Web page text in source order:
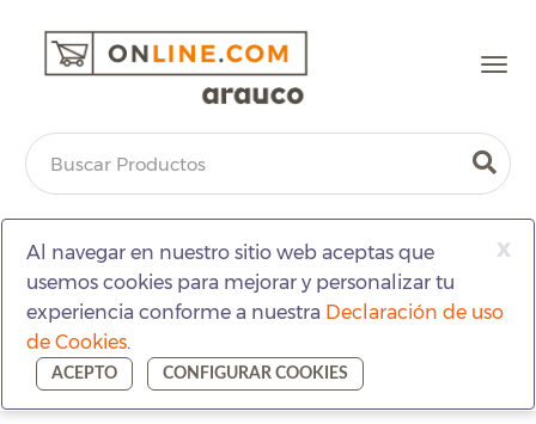
x
Al navegar en nuestro sitio web aceptas que
usemos cookies para mejorar y personalizar tu
experiencia conforme a nuestra Declaración de uso
de Cookies.
ACEPTO CONFIGURAR COOKIES